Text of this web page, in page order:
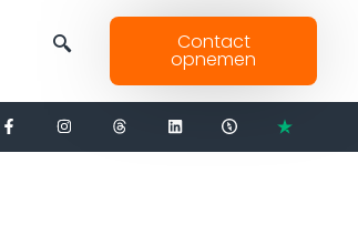
Contact
opnemen